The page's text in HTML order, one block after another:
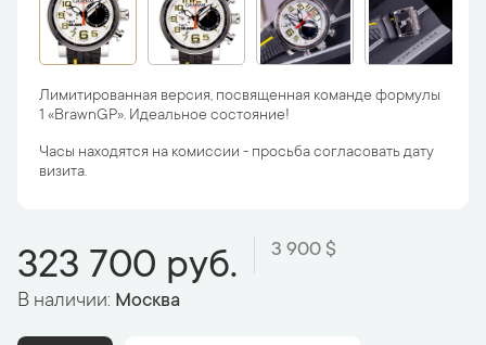
Лимитированная версия, посвященная команде формулы
1 «BrawnGP». Идеальное состояние!
Часы находятся на комиссии - просьба согласовать дату
визита.
323 700 руб. 3 900 $
В наличии: Москва